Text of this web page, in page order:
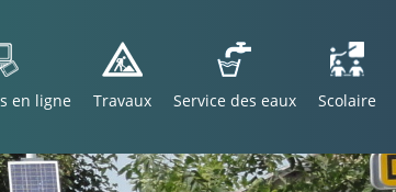
en ligne Travaux Service des eaux Scolaire